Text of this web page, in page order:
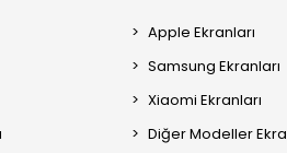
Apple Ekranları
Samsung Ekranları
Xiaomi Ekranları
Diğer Modeller